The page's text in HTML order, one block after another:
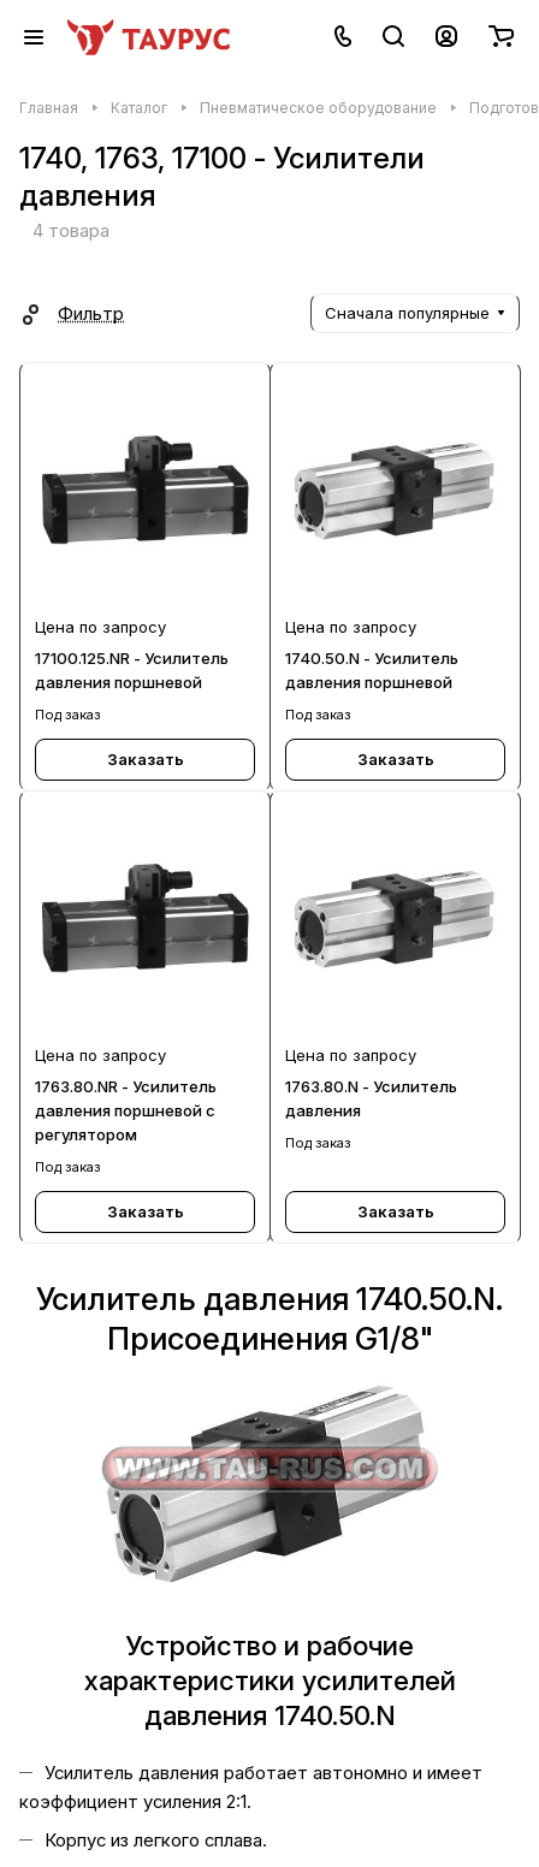
Главная Каталог Пневматическое оборудование
1740, 1763, 17100 - Усилители
давления
4 товара
Фильтр Сначала популярные
Цена по запросу
17100.125.NR - Усилитель
давления поршневой
Под заказ
Заказать
Цена по запросу
1740.50.N - Усилитель
давления поршневой
Под заказ
Заказать
Цена по запросу
1763.80.NR - Усилитель
давления поршневой с
регулятором
Под заказ
Заказать
Цена по запросу
1763.80.N - Усилитель
давления
Под заказ
Заказать
Усилитель давления 1740.50.N.
Присоединения G1/8"
Устройство и рабочие
характеристики усилителей
давления 1740.50.N
Усилитель давления работает автономно и имеет
коэффициент усиления 2:1.
Корпус из легкого сплава.